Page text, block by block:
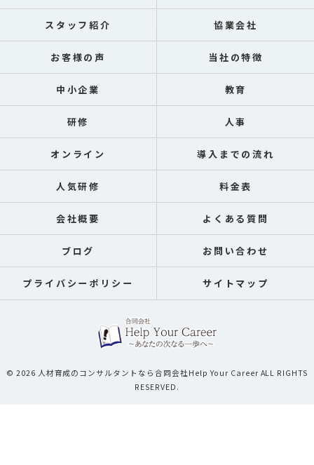
スタッフ紹介 協業会社
お客様の声 当社の特徴
中小企業 教育
研修 人事
オンライン 導入までの流れ
人気研修 料金表
会社概要 よくある質問
ブログ お問い合わせ
プライバシーポリシー サイトマップ
© 2026 人材育成のコンサルタントなら合同会社Help Your Career ALL RIGHTS
RESERVED.